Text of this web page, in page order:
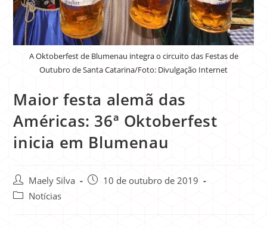
A Oktoberfest de Blumenau integra o circuito das Festas de
Outubro de Santa Catarina/Foto: Divulgação Internet
Maior festa alemã das
Américas: 36ª Oktoberfest
inicia em Blumenau
Maely Silva
10 de outubro de 2019
Notícias